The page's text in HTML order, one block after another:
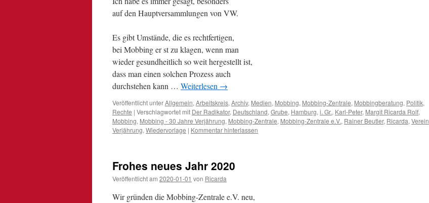
auf den Hauptversammlungen von VW.
Es gibt Umstände, die es rechtfertigen,
bei Mobbing er st zu klagen, wenn man
wieder gesundheitlich so weit hergestellt ist,
dass man einen solchen Prozess auch
durchstehen kann … Weiterlesen →
Veröffentlicht unterAllgemein, Arbeitskreis, Archiv, Medien, Mobbing, Mobbing-Zentrale, Mobbingberatung, Politik,
Rechte | Verschlagwortet mit Der Radikator, Deutschland, Grube, Hamburg, i. Gr., Karl-Peter, Margit Ricarda Rolf,
Mobbing, Mobbing - 30 Jahre Verjährung, Mobbing-Zentrale, Mobbing-Zentrale e.V., Rainer Beutler, Ricarda, Verein
Verjährung, Wiedervorlage | Kommentar hinterlassen
Frohes neues Jahr 2020
Veröffentlicht am 2020-01-01 von Ricarda
Wir gründen die Mobbing-Zentrale e.V. neu,